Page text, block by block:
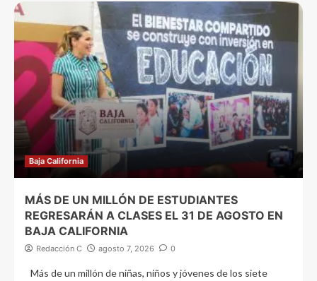
Baja California
MÁS DE UN MILLÓN DE ESTUDIANTES
REGRESARÁN A CLASES EL 31 DE AGOSTO EN
BAJA CALIFORNIA
Redacción C agosto 7, 2026 0
Más de un millón de niñas, niños y jóvenes de los siete